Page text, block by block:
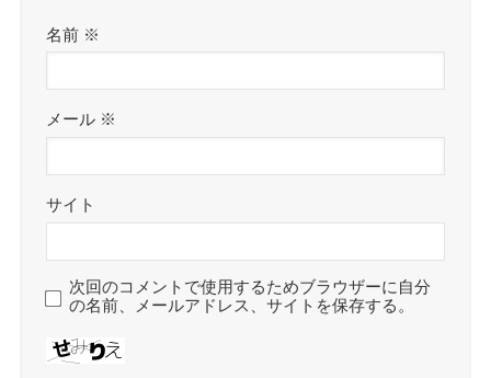
名前 ※
メール ※
サイト
次回のコメントで使用するためブラウザーに自分
の名前、メールアドレス、サイトを保存する。